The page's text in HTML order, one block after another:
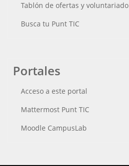
Tablón de ofertas y voluntariado
Busca tu Punt TIC
Portales
Acceso a este portal
Mattermost Punt TIC
Moodle CampusLab